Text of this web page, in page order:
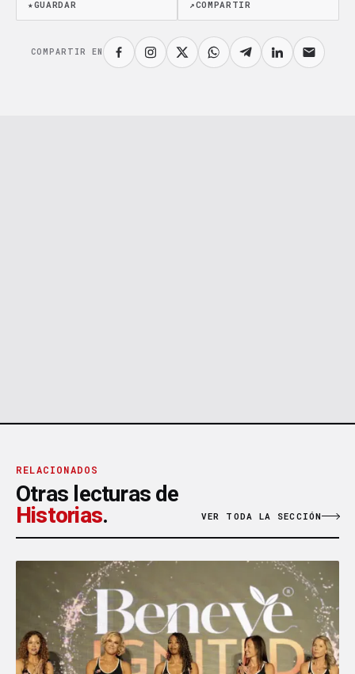
★GUARDAR ↗COMPARTIR
COMPARTIR EN
RELACIONADOS
Otras lecturas de
Historias. VER TODA LA SECCIÓN